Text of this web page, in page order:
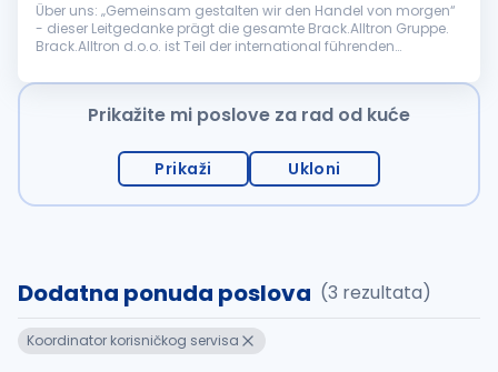
Über uns: „Gemeinsam gestalten wir den Handel von morgen“
- dieser Leitgedanke prägt die gesamte Brack.Alltron Gruppe.
Brack.Alltron d.o.o. ist Teil der international führenden
Commerce- und Distri...
Prikažite mi poslove za rad od kuće
Prikaži Ukloni
Dodatna ponuda poslova (3 rezultata)
Koordinator korisničkog servisa